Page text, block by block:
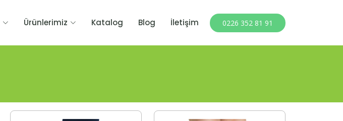
Ürünlerimiz Katalog Blog İletişim 0226 352 81 91